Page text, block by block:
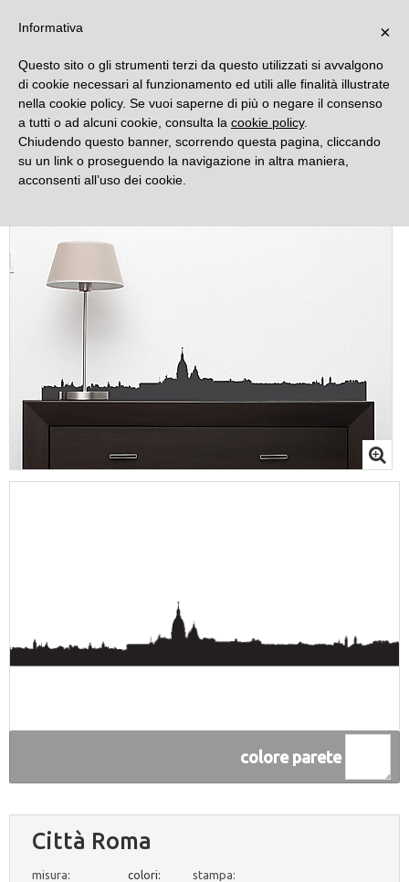
colore parete
Città Roma
misura:
colori: stampa:
×
Informativa
Questo sito o gli strumenti terzi da questo utilizzati si avvalgono
di cookie necessari al funzionamento ed utili alle finalità illustrate
nella cookie policy. Se vuoi saperne di più o negare il consenso
a tutti o ad alcuni cookie, consulta la cookie policy.
Chiudendo questo banner, scorrendo questa pagina, cliccando
su un link o proseguendo la navigazione in altra maniera,
acconsenti all’uso dei cookie.